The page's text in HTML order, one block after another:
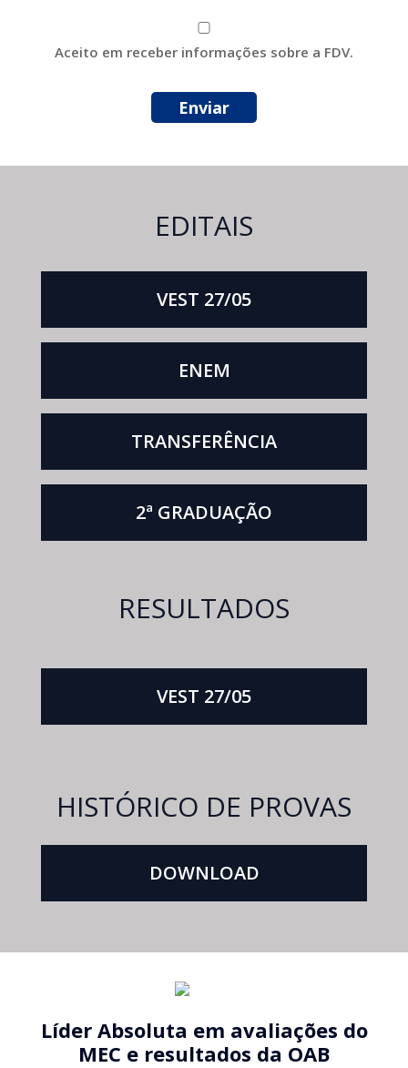
Aceito em receber informações sobre a FDV.
EDITAIS
VEST 27/05
ENEM
TRANSFERÊNCIA
2ª GRADUAÇÃO
RESULTADOS
VEST 27/05
HISTÓRICO DE PROVAS
DOWNLOAD
Líder Absoluta em avaliações do
MEC e resultados da OAB